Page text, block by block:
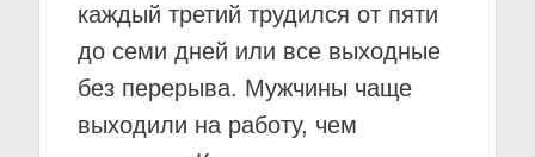
каждый третий трудился от пяти
до семи дней или все выходные
без перерыва. Мужчины чаще
выходили на работу, чем